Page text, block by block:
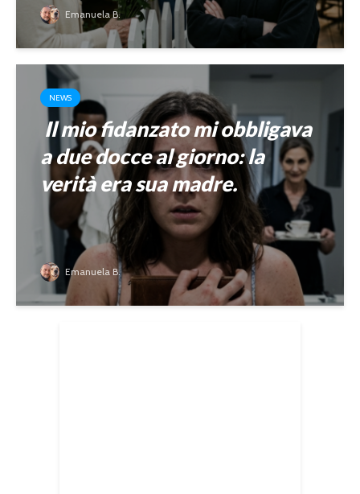
Emanuela B.
NEWS
Il mio fidanzato mi obbligava
a due docce al giorno: la
verità era sua madre.
Emanuela B.